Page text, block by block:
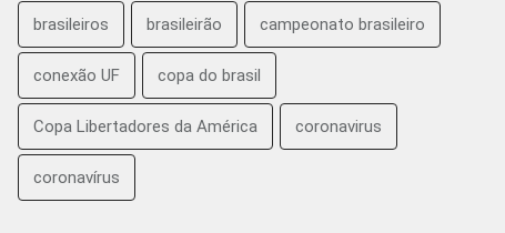
brasileiros brasileirão campeonato brasileiro
conexão UF copa do brasil
Copa Libertadores da América coronavirus
coronavírus